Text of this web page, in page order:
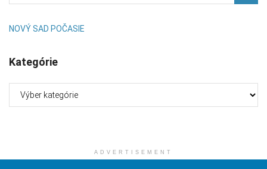
NOVÝ SAD POČASIE
Kategórie
ADVERTISEMENT